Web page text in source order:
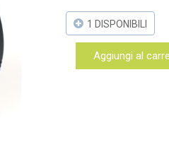
1 DISPONIBILI
CanonAggiungi al